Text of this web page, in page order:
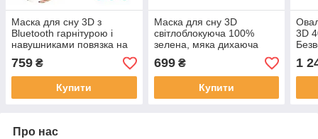
Маска для сну 3D з
Bluetooth гарнітурою і
навушниками повязка на
очі для відпочинку
подорожей йоги літака
759 ₴
Купити
Маска для сну 3D
світлоблокуюча 100%
зелена, мяка дихаюча
контурна для відпочинку
подорожей йоги літака
699₴
Купити
3D
1
Про нас